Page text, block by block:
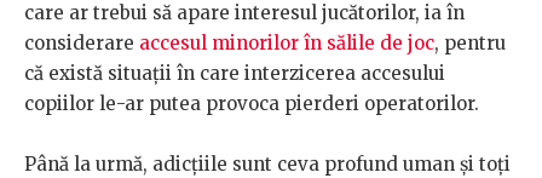
care ar trebui să apare interesul jucătorilor, ia în
considerare accesul minorilor în sălile de joc, pentru
că există situații în care interzicerea accesului
copiilor le-ar putea provoca pierderi operatorilor.
Până la urmă, adicțiile sunt ceva profund uman și toți